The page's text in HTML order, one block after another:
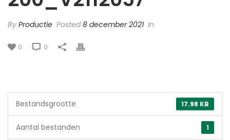
By Productie Posted8 december 2021 In
0 0
17.98 KB
Bestandsgrootte
1
Aantal bestanden